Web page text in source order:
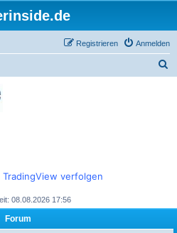
Anmelden
Registrieren
verfolgen
08.08.2026 17:56
Forum